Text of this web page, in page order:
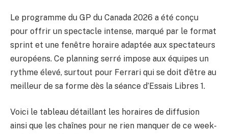
Le programme du GP du Canada 2026 a été conçu
pour offrir un spectacle intense, marqué par le format
sprint et une fenêtre horaire adaptée aux spectateurs
européens. Ce planning serré impose aux équipes un
rythme élevé, surtout pour Ferrari qui se doit d’être au
meilleur de sa forme dès la séance d’Essais Libres 1.
Voici le tableau détaillant les horaires de diffusion
ainsi que les chaînes pour ne rien manquer de ce week-